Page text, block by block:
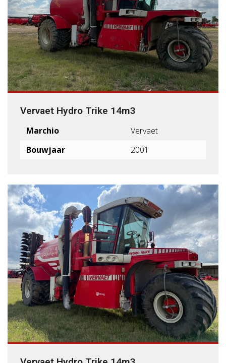
Vervaet Hydro Trike 14m3
Marchio
Vervaet
Bouwjaar
2001